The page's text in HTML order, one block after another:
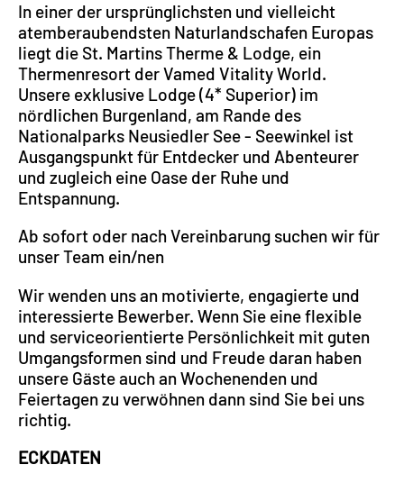
In einer der ursprünglichsten und vielleicht
atemberaubendsten Naturlandschafen Europas
liegt die St. Martins Therme & Lodge, ein
Thermenresort der Vamed Vitality World.
Unsere exklusive Lodge (4* Superior) im
nördlichen Burgenland, am Rande des
Nationalparks Neusiedler See - Seewinkel ist
Ausgangspunkt für Entdecker und Abenteurer
und zugleich eine Oase der Ruhe und
Entspannung.
Ab sofort oder nach Vereinbarung suchen wir für
unser Team ein/nen
Wir wenden uns an motivierte, engagierte und
interessierte Bewerber. Wenn Sie eine flexible
und serviceorientierte Persönlichkeit mit guten
Umgangsformen sind und Freude daran haben
unsere Gäste auch an Wochenenden und
Feiertagen zu verwöhnen dann sind Sie bei uns
richtig.
ECKDATEN